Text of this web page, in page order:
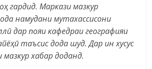
гардид. Маркази мазкур
намудани мутахассисони
дар пояи кафедраи географияи
таъсис дода шуд. Дар ин хусус
хабар доданд.